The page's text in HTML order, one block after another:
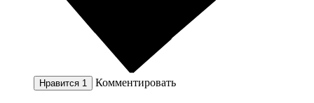
Нравится 1 Комментировать